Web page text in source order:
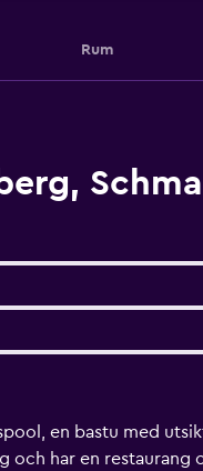
Rum
en bastu med
och har en